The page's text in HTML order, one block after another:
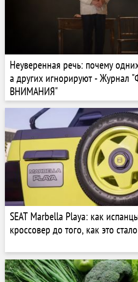
Неуверенная речь: почему
а других игнорируют - Журнал
ВНИМАНИЯ"
SEAT Marbella Playa: как
кроссовер до того, как это